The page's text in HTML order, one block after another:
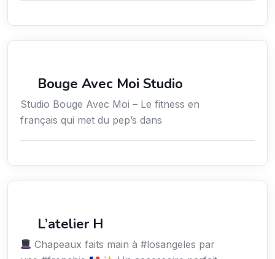
Bouge Avec Moi Studio
Studio Bouge Avec Moi – Le fitness en
français qui met du pep’s dans
L’atelier H
Chapeaux faits main à #losangeles par